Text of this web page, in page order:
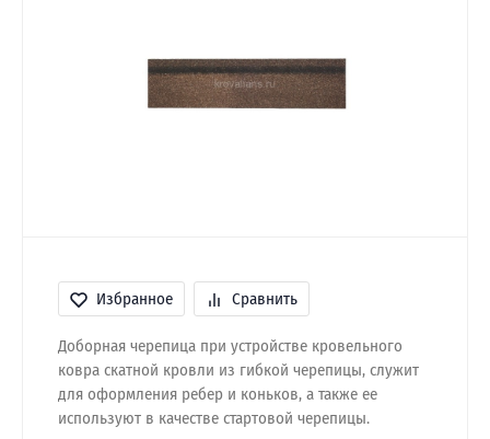
Избранное Сравнить
Доборная черепица при устройстве кровельного
ковра скатной кровли из гибкой черепицы, служит
для оформления ребер и коньков, а также ее
используют в качестве стартовой черепицы.